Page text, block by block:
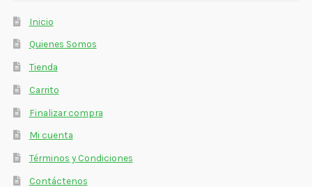
Inicio
Quienes Somos
Tienda
Carrito
Finalizar compra
Mi cuenta
Términos y Condiciones
Contáctenos